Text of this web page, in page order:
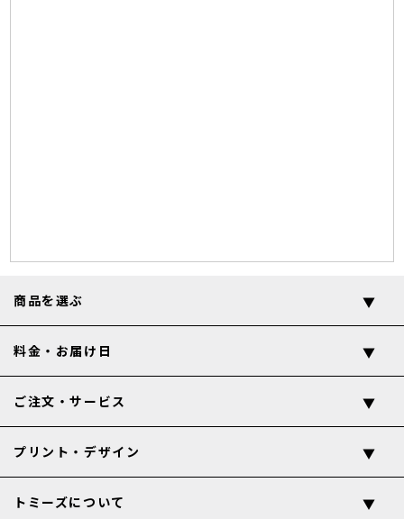
商品を選ぶ
料金・お届け日
ご注文・サービス
プリント・デザイン
トミーズについて